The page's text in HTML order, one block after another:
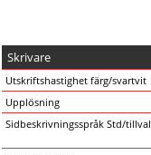
Skrivare
Utskriftshastighet färg/svartvit
Upplösning
Sidbeskrivningsspråk Std/tillval